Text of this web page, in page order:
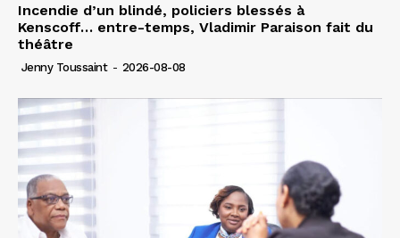
Incendie d’un blindé, policiers blessés à
Kenscoff… entre-temps, Vladimir Paraison fait du
théâtre
Jenny Toussaint - 2026-08-08